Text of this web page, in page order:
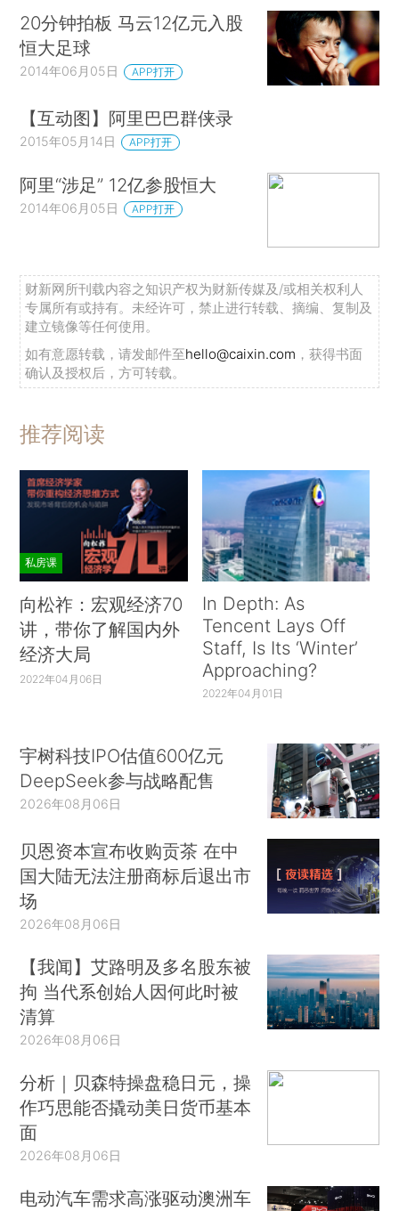
20分钟拍板 马云12亿元入股
恒大足球
2014年06月05日 APP打开
【互动图】阿里巴巴群侠录
2015年05月14日 APP打开
阿里“涉足” 12亿参股恒大
2014年06月05日 APP打开
财新网所刊载内容之知识产权为财新传媒及/或相关权利人
专属所有或持有。未经许可，禁止进行转载、摘编、复制及
建立镜像等任何使用。
如有意愿转载，请发邮件至hello@caixin.com ，获得书面
确认及授权后，方可转载。
推荐阅读
私房课
向松祚：宏观经济70
讲，带你了解国内外
经济大局
2022年04月06日
In Depth: As
Tencent Lays Off
Staff, Is Its ‘Winter’
Approaching?
2022年04月01日
宇树科技IPO估值600亿元
DeepSeek参与战略配售
2026年08月06日
贝恩资本宣布收购贡茶 在中
国大陆无法注册商标后退出市
场
2026年08月06日
【我闻】艾路明及多名股东被
拘 当代系创始人因何此时被
清算
2026年08月06日
分析｜贝森特操盘稳日元，操
作巧思能否撬动美日货币基本
面
2026年08月06日
电动汽车需求高涨驱动澳洲车